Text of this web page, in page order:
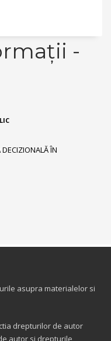
-
ÎN
asupra materialelor si
drepturilor de autor
autor si drepturile